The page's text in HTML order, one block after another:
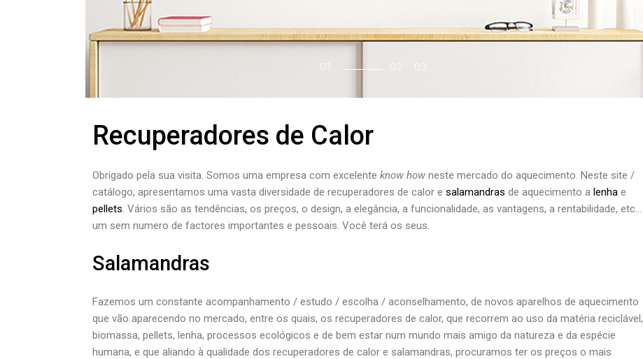
Recuperadores de Calor
Obrigado pela sua visita. Somos uma empresa com excelente know how neste mercado do aquecimento. Neste site /
catálogo, apresentamos uma vasta diversidade de recuperadores de calor e salamandras de aquecimento a lenha e
pellets. Vários são as tendências, os preços, o design, a elegância, a funcionalidade, as vantagens, a rentabilidade, etc…
um sem numero de factores importantes e pessoais. Você terá os seus.
Salamandras
Fazemos um constante acompanhamento / estudo / escolha / aconselhamento, de novos aparelhos de aquecimento
que vão aparecendo no mercado, entre os quais, os recuperadores de calor, que recorrem ao uso da matéria reciclável,
biomassa, pellets, lenha, processos ecológicos e de bem estar num mundo mais amigo da natureza e da espécie
humana, e que aliando à qualidade dos recuperadores de calor e salamandras, procuramos ter os preços o mais